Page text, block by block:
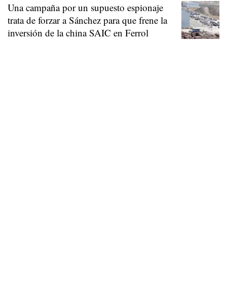
Una campaña por un supuesto espionaje
trata de forzar a Sánchez para que frene la
inversión de la china SAIC en Ferrol